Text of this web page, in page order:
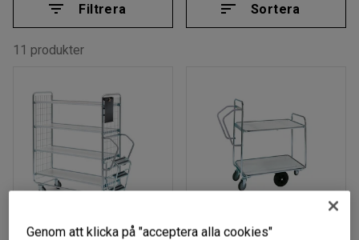
Filtrera Sortera
11 produkter
Finns i flera utföranden Finns i flera utföranden
Genom att klicka på "acceptera alla cookies"